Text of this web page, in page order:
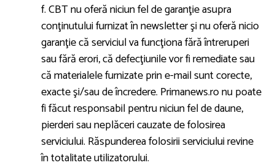
f. CBT nu oferă niciun fel de garanţie asupra
conţinutului furnizat în newsletter şi nu oferă nicio
garanţie că serviciul va funcţiona fără întreruperi
sau fără erori, că defecţiunile vor fi remediate sau
că materialele furnizate prin e-mail sunt corecte,
exacte şi/sau de încredere. Primanews.ro nu poate
fi făcut responsabil pentru niciun fel de daune,
pierderi sau neplăceri cauzate de folosirea
serviciului. Răspunderea folosirii serviciului revine
în totalitate utilizatorului.